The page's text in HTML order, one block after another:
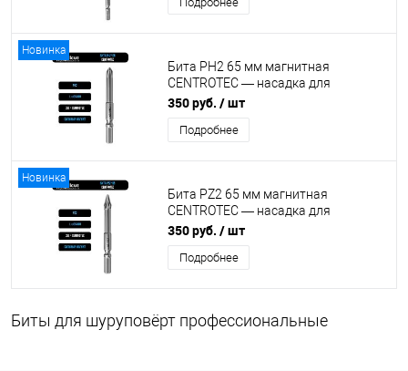
Новинка
Бита PH2 65 мм магнитная
CENTROTEC — насадка для
шуруповерта
350 руб. / шт
Подробнее
Новинка
Бита PZ2 65 мм магнитная
CENTROTEC — насадка для
шуруповерта
350 руб. / шт
Подробнее
Биты для шуруповёрт профессиональные